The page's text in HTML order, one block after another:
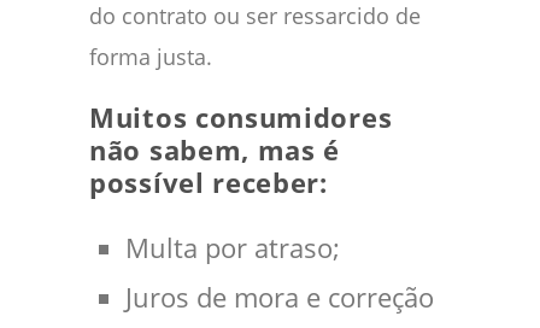
do contrato ou ser ressarcido de
forma justa.
Muitos consumidores
não sabem, mas é
possível receber:
Multa por atraso;
Juros de mora e correção